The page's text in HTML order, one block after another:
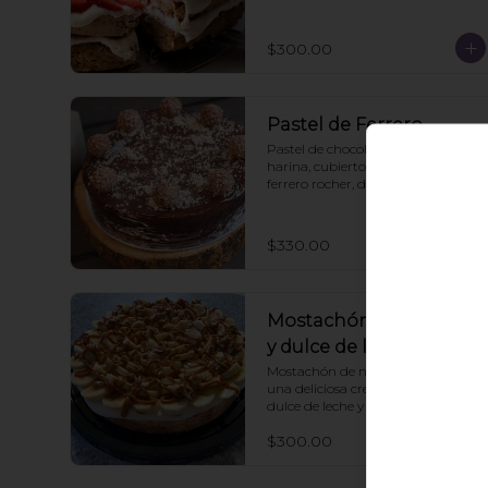
$300.00
Pastel de Ferrero
Pastel de chocolate con muy poca
harina, cubierto con ganash de
ferrero rocher, decorado con
$330.00
Mostachón de plátano
y dulce de leche
Mostachón de nuez, decorado con
una deliciosa cremita, pl´tano,
dulce de leche y trocitos de neux
$300.00